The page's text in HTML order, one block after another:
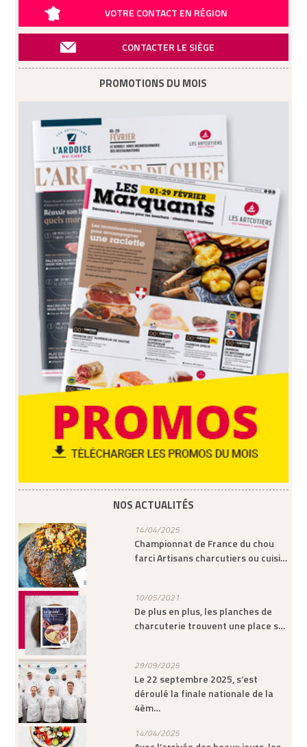
VOTRE CONTACT EN RÉGION
CONTACTER LE SIÈGE
PROMOTIONS DU MOIS
NOS ACTUALITÉS
14/04/2025
Championnat de France du chou
farci Artisans charcutiers ou cuisi…
10/05/2021
De plus en plus, les planches de
charcuterie trouvent une place s…
29/09/2025
Le 22 septembre 2025, s’est
déroulé la finale nationale de la
4èm…
14/04/2025